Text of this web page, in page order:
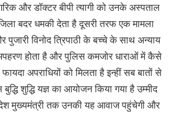
और डॉक्टर बीपी त्यागी को उनके अस्पताल
बदर धमकी देता है दूसरी तरफ एक मामला
विनोद त्रिपाठी के बच्चे के साथ अन्याय
अपहरण होता है और पुलिस कमजोर धाराओं में कैसे
अपराधियों को मिलता है इन्हीं सब बातों से
शुद्धि यज्ञ का आयोजन किया गया है उम्मीद
मुख्यमंत्री तक उनकी यह आवाज पहुंचेगी और